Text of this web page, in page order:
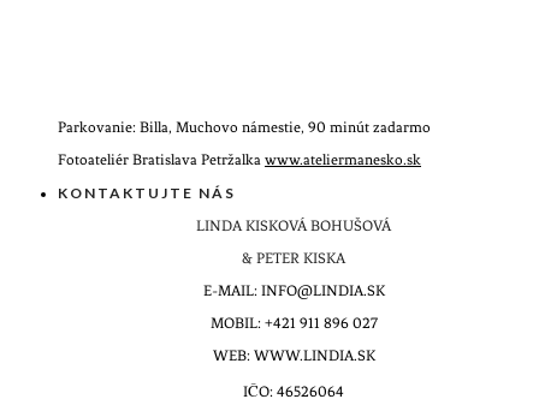
Parkovanie: Billa, Muchovo námestie, 90 minút zadarmo
Fotoateliér Bratislava Petržalka www.ateliermanesko.sk
KONTAKTUJTE NÁS
LINDA KISKOVÁ BOHUŠOVÁ
& PETER KISKA
E-MAIL: INFO@LINDIA.SK
MOBIL: +421 911 896 027
WEB: WWW.LINDIA.SK
IČO: 46526064